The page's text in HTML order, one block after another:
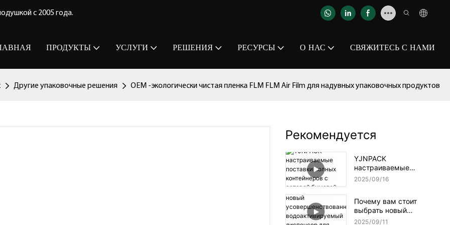
с 2005 года.
ПРОДУКТЫ УСЛУГИ РЕШЕНИЯ РЕСУРСЫ О НАС СВЯЖИТЕСЬ С НАМИ
Другие упаковочные решения OEM -экологически чистая пленка FLM FLM Air Film для надувных упаковочных продуктов
Рекомендуется
YJNPACK
настраиваемые
поставки полных
2025 09 16
Почему вам стоит
выбрать новый
усовершенствованный
2025 09 11